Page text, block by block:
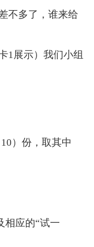
不多了，谁来给
1展示）我们小组
）份，取其中
相应的“试一